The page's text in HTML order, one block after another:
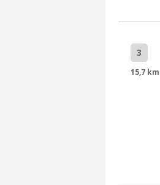
3
15,7 km